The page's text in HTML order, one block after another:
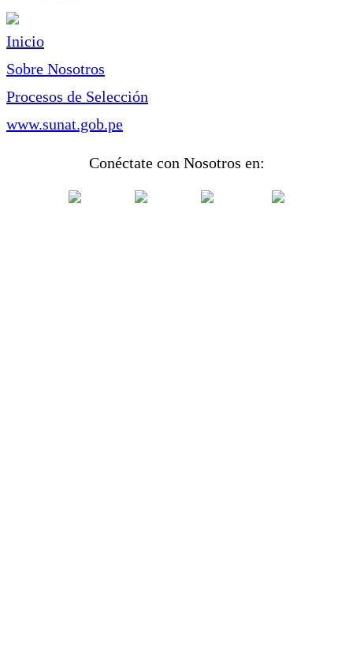
Inicio
Sobre Nosotros
Procesos de Selección
www.sunat.gob.pe
Conéctate con Nosotros en: